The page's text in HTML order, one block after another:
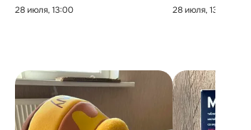
28 июля, 13:00 28 июля, 13:00